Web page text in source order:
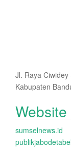
Jl. Raya
Kabupaten
sumselnews.id